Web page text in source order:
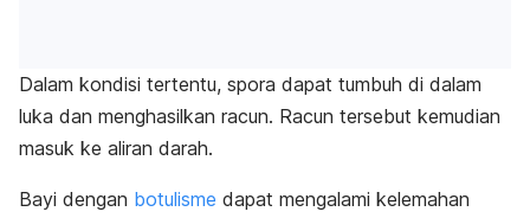
Dalam kondisi tertentu, spora dapat tumbuh di dalam
luka dan menghasilkan racun. Racun tersebut kemudian
masuk ke aliran darah.
Bayi dengan botulisme dapat mengalami kelemahan